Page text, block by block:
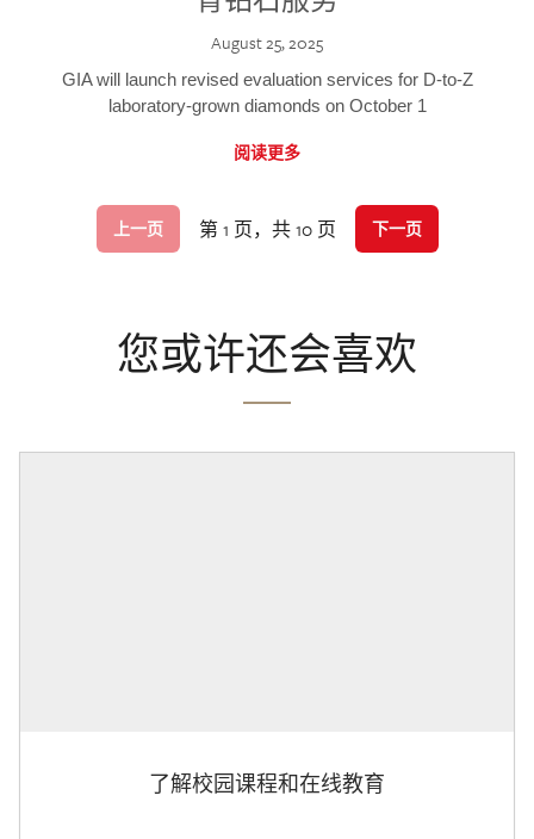
August 25, 2025
GIA will launch revised evaluation services for D-to-Z
laboratory-grown diamonds on October 1
阅读更多
上一页 第 1 页，共 10 页 下一页
您或许还会喜欢
了解校园课程和在线教育